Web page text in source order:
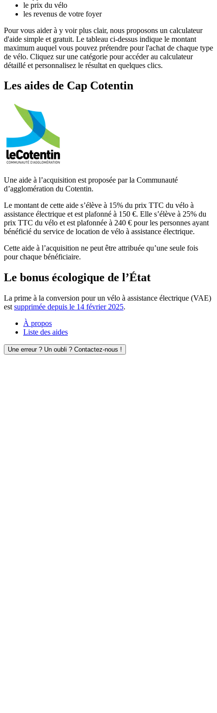
le prix du vélo
les revenus de votre foyer
Pour vous aider à y voir plus clair, nous proposons un calculateur
d'aide simple et gratuit. Le tableau ci-dessus indique le montant
maximum auquel vous pouvez prétendre pour l'achat de chaque type
de vélo. Cliquez sur une catégorie pour accéder au calculateur
détaillé et personnalisez le résultat en quelques clics.
Les aides de Cap Cotentin
Une aide à l’acquisition est proposée par la Communauté
d’agglomération du Cotentin.
Le montant de cette aide s’élève à 15% du prix TTC du vélo à
assistance électrique et est plafonné à 150 €. Elle s’élève à 25% du
prix TTC du vélo et est plafonnée à 240 € pour les personnes ayant
bénéficié du service de location de vélo à assistance électrique.
Cette aide à l’acquisition ne peut être attribuée qu’une seule fois
pour chaque bénéficiaire.
Le bonus écologique de l’État
La prime à la conversion pour un vélo à assistance électrique (VAE)
est supprimée depuis le 14 février 2025.
À propos
Liste des aides
Une erreur ? Un oubli ? Contactez-nous !